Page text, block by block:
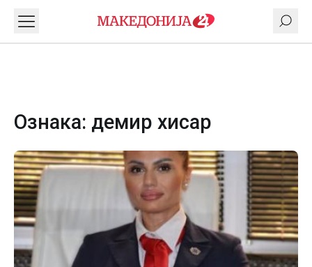
Ознака: демир хисар